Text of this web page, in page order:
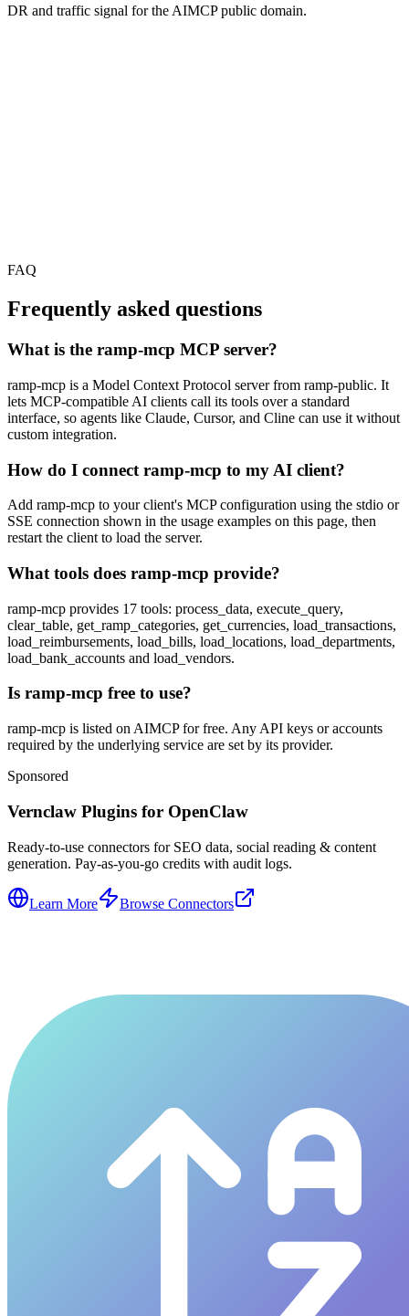
DR and traffic signal for the AIMCP public domain.
FAQ
Frequently asked questions
What is the ramp-mcp MCP server?
ramp-mcp is a Model Context Protocol server from ramp-public. It
lets MCP-compatible AI clients call its tools over a standard
interface, so agents like Claude, Cursor, and Cline can use it without
custom integration.
How do I connect ramp-mcp to my AI client?
Add ramp-mcp to your client's MCP configuration using the stdio or
SSE connection shown in the usage examples on this page, then
restart the client to load the server.
What tools does ramp-mcp provide?
ramp-mcp provides 17 tools: process_data, execute_query,
clear_table, get_ramp_categories, get_currencies, load_transactions,
load_reimbursements, load_bills, load_locations, load_departments,
load_bank_accounts and load_vendors.
Is ramp-mcp free to use?
ramp-mcp is listed on AIMCP for free. Any API keys or accounts
required by the underlying service are set by its provider.
Sponsored
Vernclaw Plugins for OpenClaw
Ready-to-use connectors for SEO data, social reading & content
generation. Pay-as-you-go credits with audit logs.
Learn More Browse Connectors